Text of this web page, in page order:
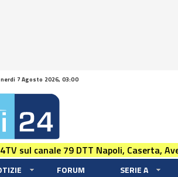
7 Agosto 2026, 03:00
sul canale 79 DTT Napoli, Caserta,
FORUM SERIE A